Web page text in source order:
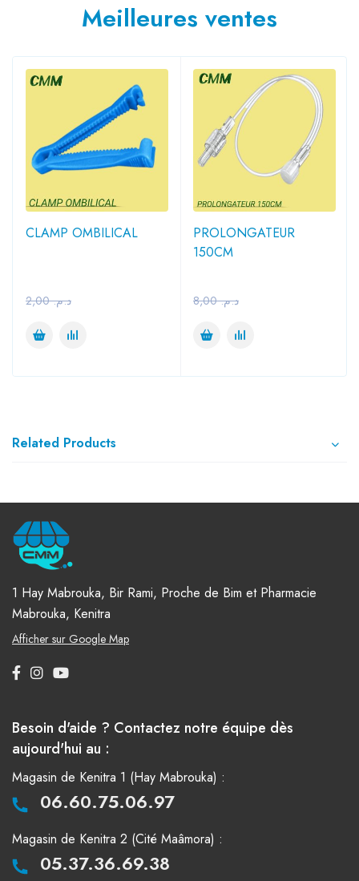
Meilleures ventes
CLAMP OMBILICAL
د.م.2,00
PROLONGATEUR
150CM
د.م.8,00
Related Products
1 Hay Mabrouka, Bir Rami, Proche de Bim et Pharmacie
Mabrouka, Kenitra
Afficher sur Google Map
Besoin d'aide ? Contactez notre équipe dès
aujourd'hui au :
Magasin de Kenitra 1 (Hay Mabrouka) :
06.60.75.06.97
Magasin de Kenitra 2 (Cité Maâmora) :
05.37.36.69.38